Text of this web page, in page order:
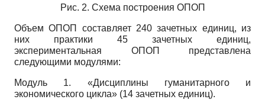
Рис. 2. Схема построения ОПОП
Объем ОПОП составляет 240 зачетных единиц, из
них практики 45 зачетных единиц,
экспериментальная ОПОП представлена
следующими модулями:
Модуль 1. «Дисциплины гуманитарного и
экономического цикла» (14 зачетных единиц).